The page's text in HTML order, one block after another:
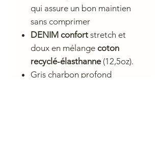
qui assure un bon maintien
sans comprimer
DENIM confort stretch et
doux en mélange coton
recyclé-élasthanne(12,5oz).
Gris charbon profond